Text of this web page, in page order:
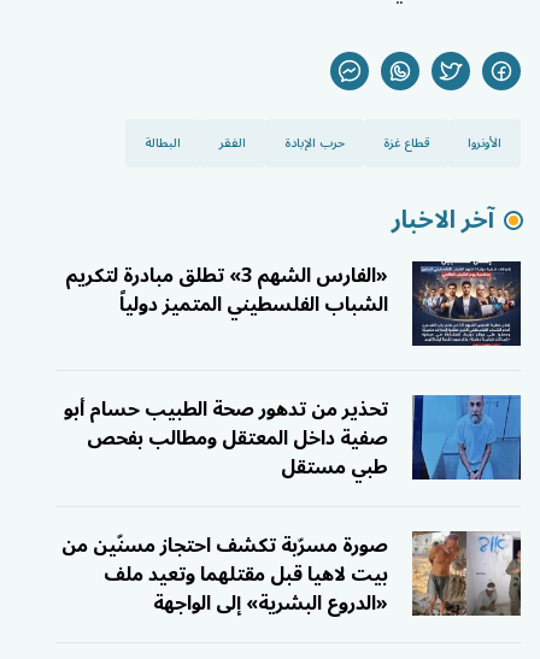
الأونروا قطاع غزة حرب الإبادة الفقر البطالة
آخر الاخبار
«الفارس الشهم 3» تطلق مبادرة لتكريم
الشباب الفلسطيني المتميز دولياً
تحذير من تدهور صحة الطبيب حسام أبو
صفية داخل المعتقل ومطالب بفحص
طبي مستقل
صورة مسرّبة تكشف احتجاز مسنّين من
بيت لاهيا قبل مقتلهما وتعيد ملف
«الدروع البشرية» إلى الواجهة